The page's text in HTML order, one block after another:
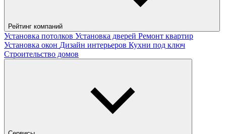
Рейтинг компаний
Установка потолков Установка дверей Ремонт квартир
Установка окон Дизайн интерьеров Кухни под ключ
Строительство домов